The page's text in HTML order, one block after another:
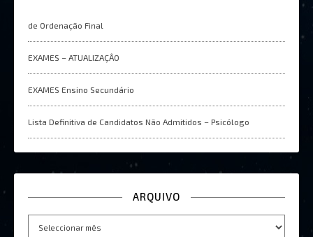
de Ordenação Final
EXAMES – ATUALIZAÇÂO
EXAMES Ensino Secundário
Lista Definitiva de Candidatos Não Admitidos – Psicólogo
ARQUIVO
Arquivo